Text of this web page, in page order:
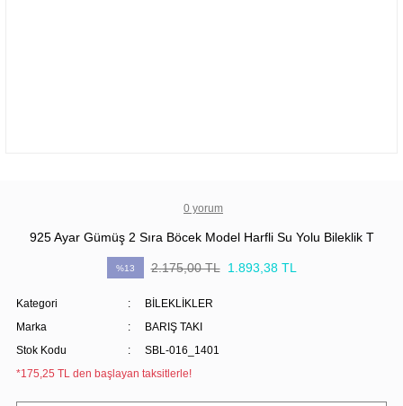
0 yorum
925 Ayar Gümüş 2 Sıra Böcek Model Harfli Su Yolu Bileklik T
%13 2.175,00 TL 1.893,38 TL
Kategori
BİLEKLİKLER
Marka
BARIŞ TAKI
Stok Kodu
SBL-016_1401
*175,25 TL den başlayan taksitlerle!